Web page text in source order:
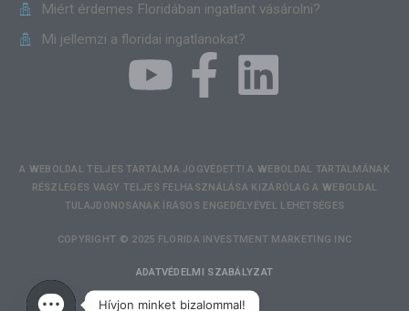
Miért érdemes Floridában ingatlant vásárolni?
Mi jellemzi a floridai ingatlanokat?
A WEBOLDAL TELJES TARTALMA JOGVÉDETT! A WEBOLDAL TARTALMÁNAK
RÉSZLEGES VAGY TELJES FELHASZNÁLÁSA KIZÁRÓLAG A WEBOLDAL
TULAJDONOSÁNAK ÍRÁSOS ENGEDÉLYÉVEL LEHETSÉGES
COPYRIGHT © 2025 FLORIDA INVESTMENT MARKETING INC
ADATVÉDELMI SZABÁLYZAT
Hívjon minket bizalommal!